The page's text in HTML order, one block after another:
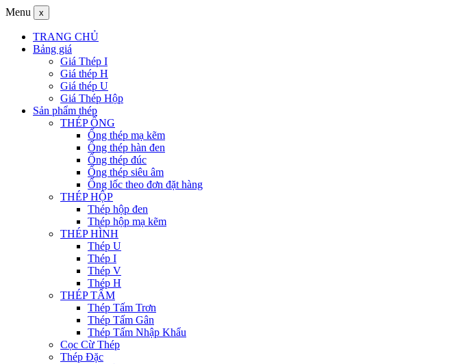
Menu x
TRANG CHỦ
Bảng giá
Giá Thép I
Giá thép H
Giá thép U
Giá Thép Hộp
Sản phẩm thép
THÉP ỐNG
Ống thép mạ kẽm
Ống thép hàn đen
Ống thép đúc
Ống thép siêu âm
Ống lốc theo đơn đặt hàng
THÉP HỘP
Thép hộp đen
Thép hộp mạ kẽm
THÉP HÌNH
Thép U
Thép I
Thép V
Thép H
THÉP TẤM
Thép Tấm Trơn
Thép Tấm Gân
Thép Tấm Nhập Khẩu
Cọc Cừ Thép
Thép Đặc